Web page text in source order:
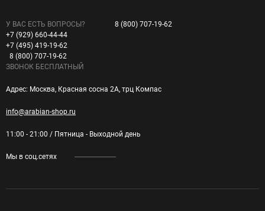
У ВАС ЕСТЬ ВОПРОСЫ?
+7 (929) 660-44-44
+7 (495) 419-19-62
8 (800) 707-19-62
ЗВОНОК БЕСПЛАТНЫЙ
8 (800) 707-19-62
Адрес: Москва, Красная сосна 2А, трц Компас
info@arabian-shop.ru
11:00 - 21:00 / Пятница - Выходной день
Мы в соц.сетях